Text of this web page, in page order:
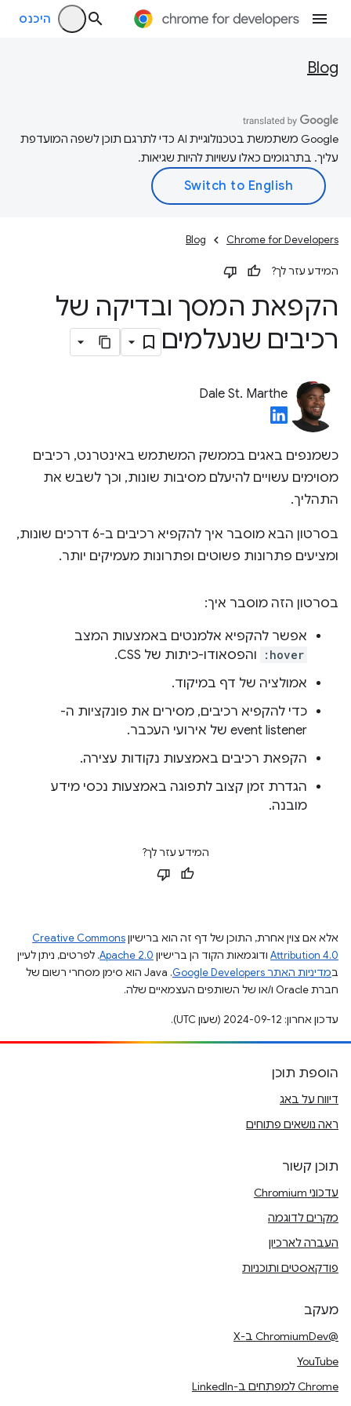
היכנס
Blog
‫Google משתמשת בטכנולוגיית AI כדי לתרגם תוכן לשפה המועדפת
עליך. בתרגומים כאלו עשויות להיות שגיאות.
Chrome for Developers
Blog
המידע עזר לך?
הקפאת המסך ובדיקה של
רכיבים שנעלמים
Dale St. Marthe
כשמנפים באגים בממשק המשתמש באינטרנט, רכיבים
מסוימים עשויים להיעלם מסיבות שונות, וכך לשבש את
התהליך.
בסרטון הבא מוסבר איך להקפיא רכיבים ב-6 דרכים שונות,
ומציעים פתרונות פשוטים ופתרונות מעמיקים יותר.
בסרטון הזה מוסבר איך:
אפשר להקפיא אלמנטים באמצעות המצב
:hover
והפסאודו-כיתות של CSS.
אמולציה של דף במיקוד.
כדי להקפיא רכיבים, מסירים את פונקציות ה-
event listener של אירועי העכבר.
הקפאת רכיבים באמצעות נקודות עצירה.
הגדרת זמן קצוב לתפוגה באמצעות נכסי מידע
מובנה.
המידע עזר לך?
אלא אם צוין אחרת, התוכן של דף זה הוא ברישיוןCreative Commons
Attribution 4.0 ודוגמאות הקוד הן ברישיון Apache 2.0. לפרטים, ניתן לעיין
במדיניות האתר Google Developers‏
.‏ Java הוא סימן מסחרי רשום של
חברת Oracle ו/או של השותפים העצמאיים שלה.
עדכון אחרון: 2024-09-12 (שעון UTC).
הוספת תוכן
דיווח על באג
ראה נושאים פתוחים
תוכן קשור
עדכוני Chromium
מקרים לדוגמה
העברה לארכיון
פודקאסטים ותוכניות
מעקב
@ChromiumDev ב-X
YouTube
Chrome למפתחים ב-LinkedIn